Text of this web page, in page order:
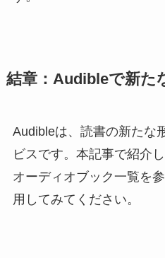
結章：Audibleで新た
Audibleは、読書の新たな
ビスです。本記事で紹介
オーディオブック一覧を
用してみてください。